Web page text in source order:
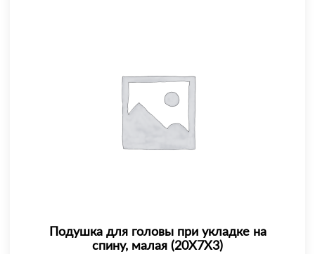
Подушка для головы при укладке на
спину, малая (20X7X3)